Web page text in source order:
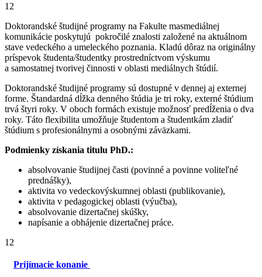
12
Doktorandské študijné programy na Fakulte masmediálnej
komunikácie poskytujú pokročilé znalosti založené na aktuálnom
stave vedeckého a umeleckého poznania. Kladú dôraz na originálny
príspevok študenta/študentky prostredníctvom výskumu
a samostatnej tvorivej činnosti v oblasti mediálnych štúdií.
Doktorandské študijné programy sú dostupné v dennej aj externej
forme. Štandardná dĺžka denného štúdia je tri roky, externé štúdium
trvá štyri roky. V oboch formách existuje možnosť predĺženia o dva
roky. Táto flexibilita umožňuje študentom a študentkám zladiť
štúdium s profesionálnymi a osobnými záväzkami.
Podmienky získania titulu PhD.:
absolvovanie študijnej časti (povinné a povinne voliteľné
prednášky),
aktivita vo vedeckovýskumnej oblasti (publikovanie),
aktivita v pedagogickej oblasti (výučba),
absolvovanie dizertačnej skúšky,
napísanie a obhájenie dizertačnej práce.
12
Prijímacie konanie